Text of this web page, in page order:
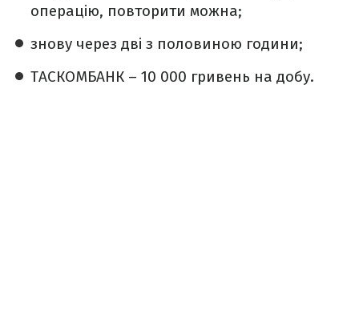
операцію, повторити можна;
знову через дві з половиною години;
ТАСКОМБАНК – 10 000 гривень на добу.